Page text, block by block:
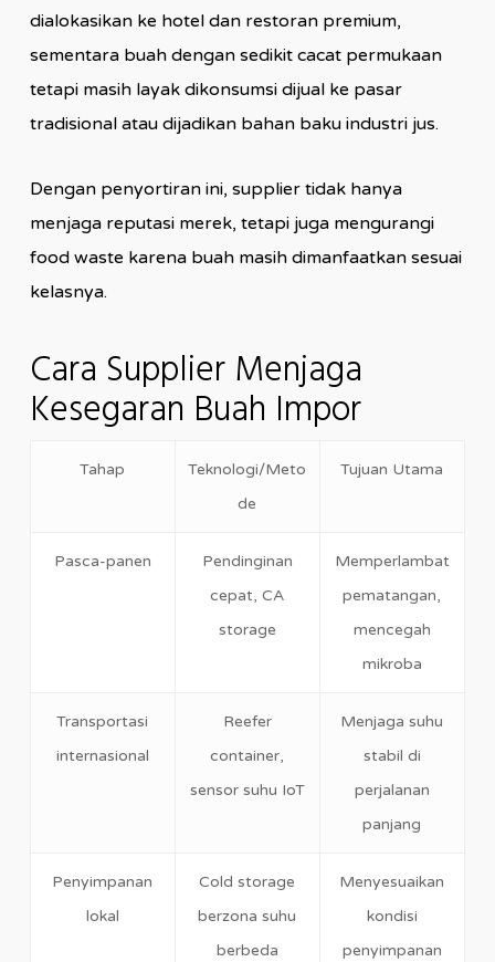
dialokasikan ke hotel dan restoran premium,
sementara buah dengan sedikit cacat permukaan
tetapi masih layak dikonsumsi dijual ke pasar
tradisional atau dijadikan bahan baku industri jus.
Dengan penyortiran ini, supplier tidak hanya
menjaga reputasi merek, tetapi juga mengurangi
food waste karena buah masih dimanfaatkan sesuai
kelasnya.
Cara Supplier Menjaga
Kesegaran Buah Impor
Tahap
Teknologi/Meto
de
Tujuan Utama
Pasca-panen
Pendinginan
cepat, CA
storage
Memperlambat
pematangan,
mencegah
mikroba
Transportasi
internasional
Reefer
container,
sensor suhu IoT
Menjaga suhu
stabil di
perjalanan
panjang
Penyimpanan
lokal
Cold storage
berzona suhu
berbeda
Menyesuaikan
kondisi
penyimpanan